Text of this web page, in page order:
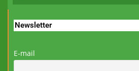
Newsletter
E-mail